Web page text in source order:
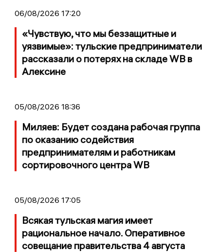
06/08/2026 17:20
«Чувствую, что мы беззащитные и
уязвимые»: тульские предприниматели
рассказали о потерях на складе WB в
Алексине
05/08/2026 18:36
Миляев: Будет создана рабочая группа
по оказанию содействия
предпринимателям и работникам
сортировочного центра WB
05/08/2026 17:05
Всякая тульская магия имеет
рациональное начало. Оперативное
совещание правительства 4 августа